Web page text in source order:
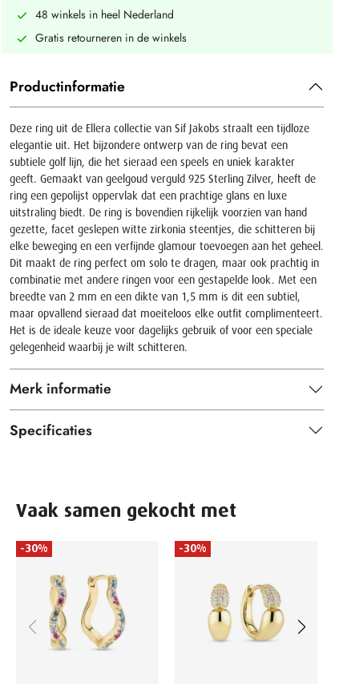
48 winkels in heel Nederland
Gratis retourneren in de winkels
Productinformatie
Deze ring uit de Ellera collectie van Sif Jakobs straalt een tijdloze
elegantie uit. Het bijzondere ontwerp van de ring bevat een
subtiele golf lijn, die het sieraad een speels en uniek karakter
geeft. Gemaakt van geelgoud verguld 925 Sterling Zilver, heeft de
ring een gepolijst oppervlak dat een prachtige glans en luxe
uitstraling biedt. De ring is bovendien rijkelijk voorzien van hand
gezette, facet geslepen witte zirkonia steentjes, die schitteren bij
elke beweging en een verfijnde glamour toevoegen aan het geheel.
Dit maakt de ring perfect om solo te dragen, maar ook prachtig in
combinatie met andere ringen voor een gestapelde look. Met een
breedte van 2 mm en een dikte van 1,5 mm is dit een subtiel,
maar opvallend sieraad dat moeiteloos elke outfit complimenteert.
Het is de ideale keuze voor dagelijks gebruik of voor een speciale
gelegenheid waarbij je wilt schitteren.
Merk informatie
Specificaties
Vaak samen gekocht met
-30% -30%